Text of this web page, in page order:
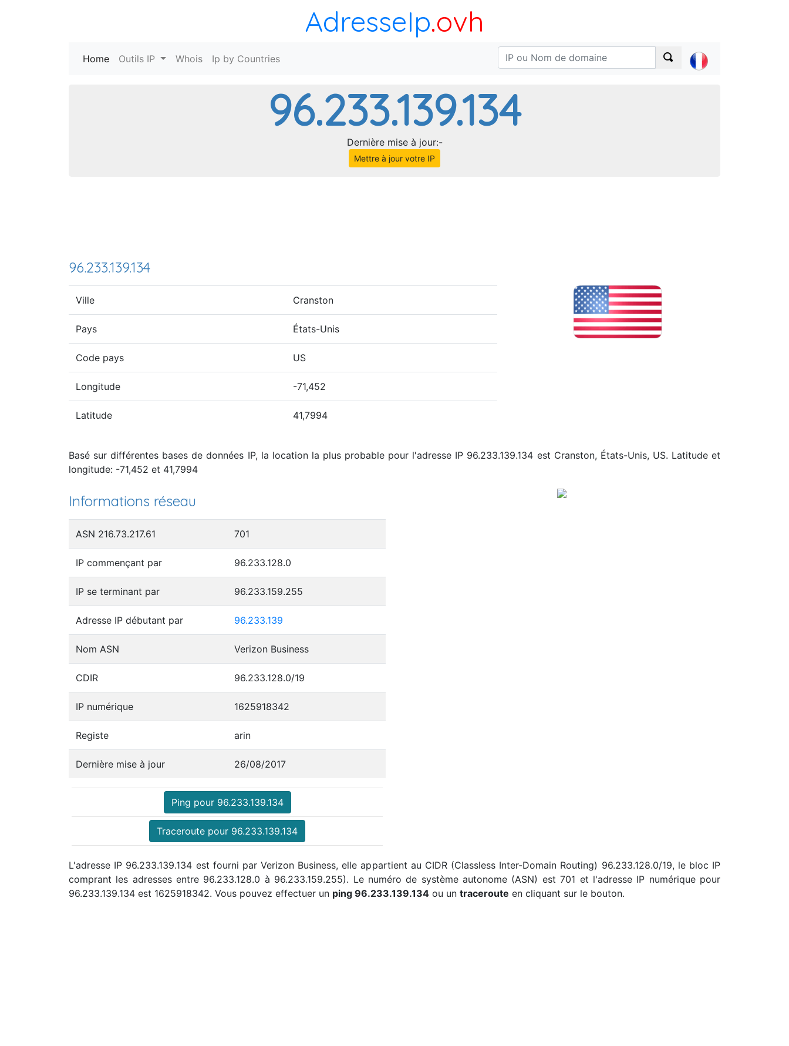
AdresseIp.ovh
Home (current)
Outils IP Whois Ip by Countries
96.233.139.134
Dernière mise à jour:-
Mettre à jour votre IP
96.233.139.134
Ville Cranston
Pays États-Unis
Code pays US
Longitude -71,452
Latitude 41,7994
Basé sur différentes bases de données IP, la location la plus probable pour l'adresse IP 96.233.139.134 est Cranston, États-Unis, US. Latitude et
longitude: -71,452 et 41,7994
Informations réseau
ASN 216.73.217.61 701
IP commençant par 96.233.128.0
IP se terminant par 96.233.159.255
Adresse IP débutant par 96.233.139
Nom ASN Verizon Business
CDIR 96.233.128.0/19
IP numérique 1625918342
Registe arin
Dernière mise à jour 26/08/2017
Ping pour 96.233.139.134
Traceroute pour 96.233.139.134
L'adresse IP 96.233.139.134 est fourni par Verizon Business, elle appartient au CIDR (Classless Inter-Domain Routing) 96.233.128.0/19, le bloc IP
comprant les adresses entre 96.233.128.0 à 96.233.159.255). Le numéro de système autonome (ASN) est 701 et l'adresse IP numérique pour
96.233.139.134 est 1625918342. Vous pouvez effectuer un ping 96.233.139.134 ou un traceroute en cliquant sur le bouton.